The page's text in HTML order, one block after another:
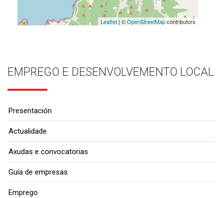
Leaflet| ©OpenStreetMapcontributors
EMPREGO E DESENVOLVEMENTO LOCAL
Presentación
Actualidade
Axudas e convocatorias
Guía de empresas
Emprego